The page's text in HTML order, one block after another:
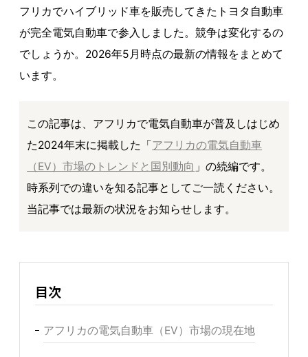
フリカでハイブリッド車を販売してきたトヨタ自動車
が完全電気自動車で参入しました。競争は変化するの
でしょうか。2026年5月時点の最新の情報をまとめて
います。
この記事は、アフリカで電気自動車が普及しはじめ
た2024年末に掲載した「アフリカの電気自動車
（EV）市場のトレンドと国別動向 」の続編です。
時系列での違いを知る記事としてご一読ください。
当記事では最新の状況をお知らせします。
目次
アフリカの電気自動車（EV）市場の現在地